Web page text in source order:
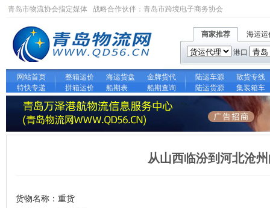
青岛市物流协会指定媒体 战略合作伙伴： 青岛市跨境电子商务协会
商家推荐 海运运
港口
网站首页 整箱运价 海运货盘 金牌货代 陆运车源
散货专线
特快专递
拼箱运价 船期表 船期查询 陆运货源 集装箱车
从山西临汾到河北沧
货物名称：重货